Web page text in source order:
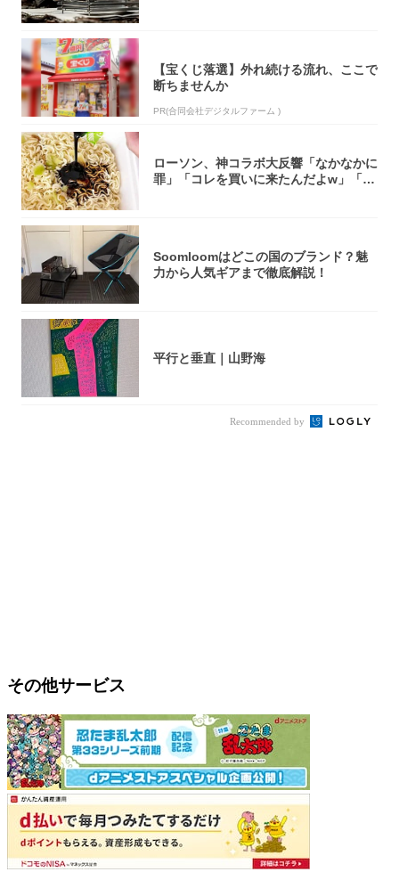
【宝くじ落選】外れ続ける流れ、ここで
断ちませんか
PR(合同会社デジタルファーム )
ローソン、神コラボ大反響「なかなかに
罪」「コレを買いに来たんだよw」「３
Soomloomはどこの国のブランド？魅
力から人気ギアまで徹底解説！
平行と垂直｜山野海
Recommended by
その他サービス